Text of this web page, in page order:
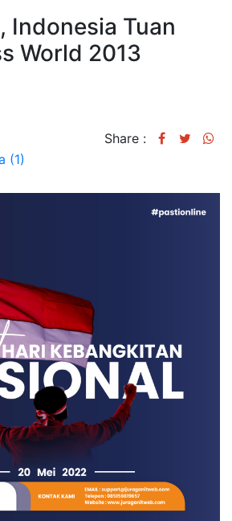
Indonesia Tuan
World 2013
Share :